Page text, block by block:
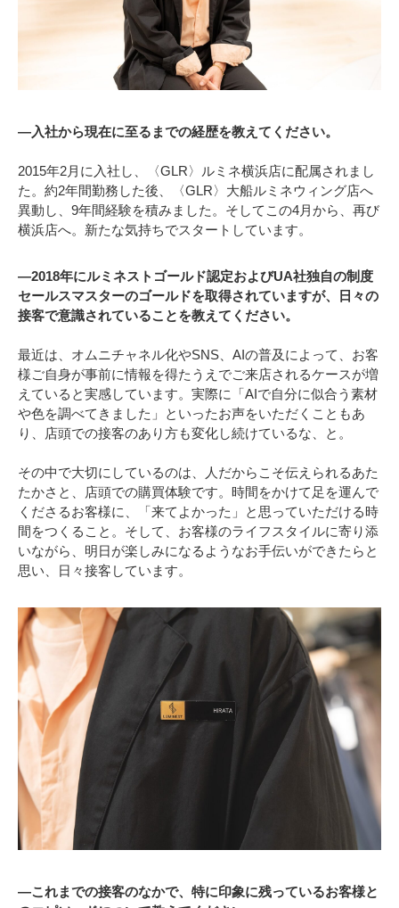
―入社から現在に至るまでの経歴を教えてください。
2015年2月に入社し、〈GLR〉ルミネ横浜店に配属されまし
た。約2年間勤務した後、〈GLR〉大船ルミネウィング店へ
異動し、9年間経験を積みました。そしてこの4月から、再び
横浜店へ。新たな気持ちでスタートしています。
―2018年にルミネストゴールド認定およびUA社独自の制度
セールスマスターのゴールドを取得されていますが、日々の
接客で意識されていることを教えてください。
最近は、オムニチャネル化やSNS、AIの普及によって、お客
様ご自身が事前に情報を得たうえでご来店されるケースが増
えていると実感しています。実際に「AIで自分に似合う素材
や色を調べてきました」といったお声をいただくこともあ
り、店頭での接客のあり方も変化し続けているな、と。
その中で大切にしているのは、人だからこそ伝えられるあた
たかさと、店頭での購買体験です。時間をかけて足を運んで
くださるお客様に、「来てよかった」と思っていただける時
間をつくること。そして、お客様のライフスタイルに寄り添
いながら、明日が楽しみになるようなお手伝いができたらと
思い、日々接客しています。
―これまでの接客のなかで、特に印象に残っているお客様と